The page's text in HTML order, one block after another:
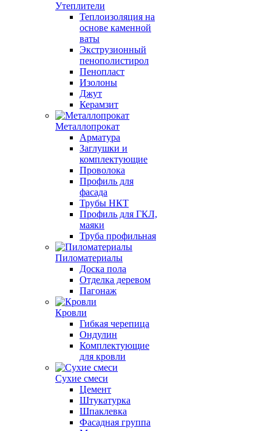
Утеплители
Теплоизоляция на
основе каменной
ваты
Экструзионный
пенополистирол
Пенопласт
Изолоны
Джут
Керамзит
Металлопрокат
Арматура
Заглушки и
комплектующие
Проволока
Профиль для
фасада
Трубы НКТ
Профиль для ГКЛ,
маяки
Труба профильная
Пиломатериалы
Доска пола
Отделка деревом
Пагонаж
Кровли
Гибкая черепица
Ондулин
Комплектующие
для кровли
Сухие смеси
Цемент
Штукатурка
Шпаклевка
Фасадная группа